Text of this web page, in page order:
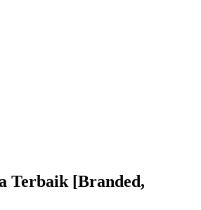
Terbaik [Branded,